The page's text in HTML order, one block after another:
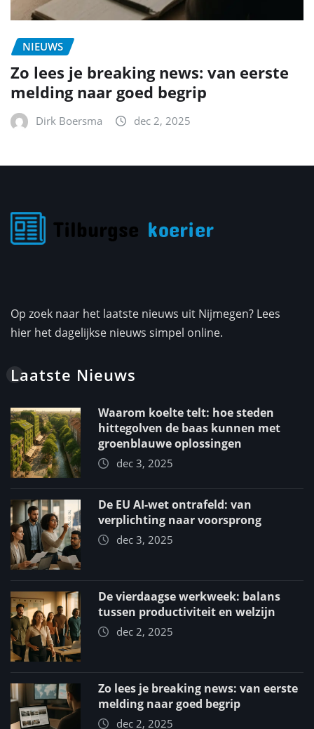
NIEUWS
Zo lees je breaking news: van eerste
melding naar goed begrip
Dirk Boersma dec 2, 2025
Op zoek naar het laatste nieuws uit Nijmegen? Lees
hier het dagelijkse nieuws simpel online.
Laatste Nieuws
Waarom koelte telt: hoe steden
hittegolven de baas kunnen met
groenblauwe oplossingen
dec 3, 2025
De EU AI-wet ontrafeld: van
verplichting naar voorsprong
dec 3, 2025
De vierdaagse werkweek: balans
tussen productiviteit en welzijn
dec 2, 2025
Zo lees je breaking news: van eerste
melding naar goed begrip
dec 2, 2025